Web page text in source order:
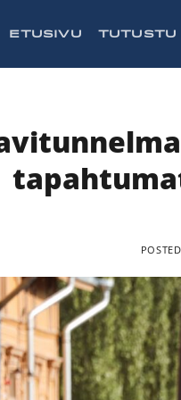
ETUSIVU TUTUSTU